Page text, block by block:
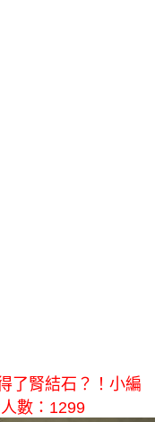
了腎結石？！小編
數：1299